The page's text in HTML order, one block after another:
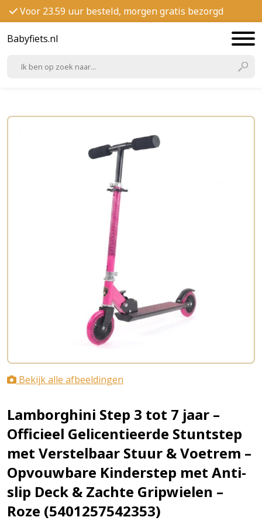
Voor 23.59 uur besteld, morgen gratis bezorgd
Babyfiets.nl
Bekijk alle afbeeldingen
Lamborghini Step 3 tot 7 jaar –
Officieel Gelicentieerde Stuntstep
met Verstelbaar Stuur & Voetrem –
Opvouwbare Kinderstep met Anti-
slip Deck & Zachte Gripwielen –
Roze (5401257542353)